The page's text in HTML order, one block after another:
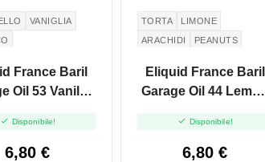
VANIGLIA
France Baril
Oil 53 Vanilla
Shot 10+20
 Disponibile!
6,80 €
TORTA
LIMONE
ARACHIDI
PEANUTS
Eliquid France Baril
Garage Oil 44 Lemon
Shot 10+20
 Disponibile!
6,80 €